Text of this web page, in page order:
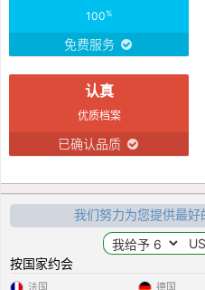
100%
免费服务
认真
优质档案
已确认品质
我们努力为您提供最好
按国家约会
法国 德国